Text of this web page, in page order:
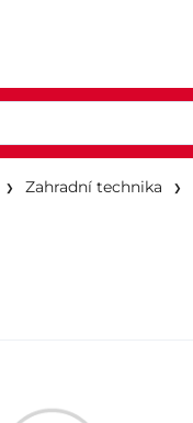
Zahradní technika